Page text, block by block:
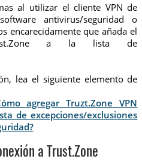
al utilizar el cliente VPN de
antivirus/seguridad o
encarecidamente que añada el
a la lista de
lea el siguiente elemento de
agregar Truzt.Zone VPN
de excepciones/exclusiones
a Trust.Zone